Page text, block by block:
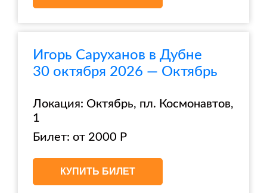
Игорь Саруханов в Дубне
30 октября 2026 — Октябрь
Локация: Октябрь, пл. Космонавтов,
1
Билет: от 2000 Р
КУПИТЬ БИЛЕТ